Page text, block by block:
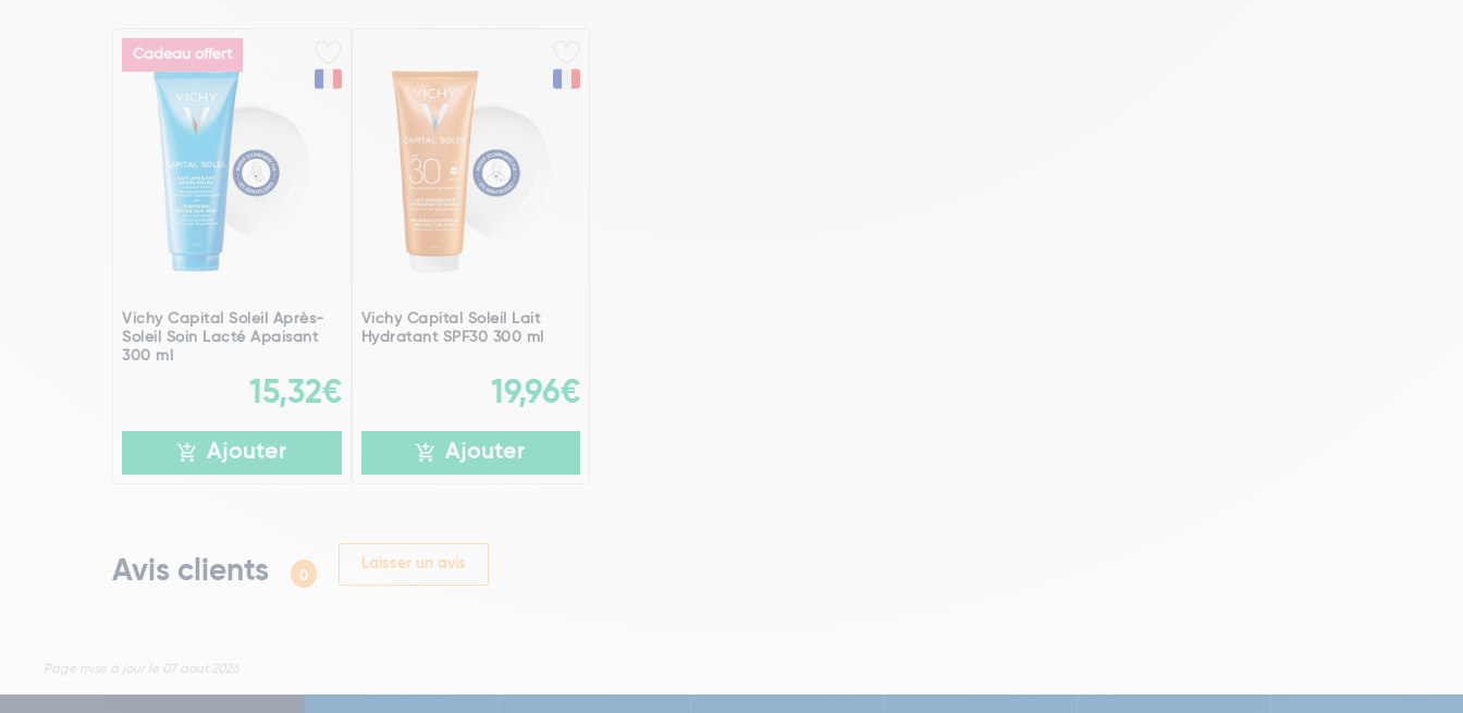
Cadeau offert
Vichy Capital Soleil Après-
Soleil Soin Lacté Apaisant
300 ml
15,32€
Ajouter
Vichy Capital Soleil Lait
Hydratant SPF30 300 ml
19,96€
Ajouter
Avis clients 0
Laisser un avis
Page mise à jour le 07 aout 2026